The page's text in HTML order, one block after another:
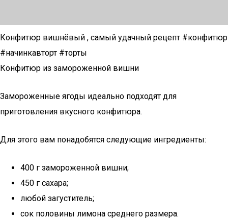
Конфитюр вишнёвый , самый удачный рецепт #конфитюр
#начинкавторт #торты
Конфитюр из замороженной вишни
Замороженные ягоды идеально подходят для
приготовления вкусного конфитюра.
Для этого вам понадобятся следующие ингредиенты:
400 г замороженной вишни;
450 г сахара;
любой загуститель;
сок половины лимона среднего размера.